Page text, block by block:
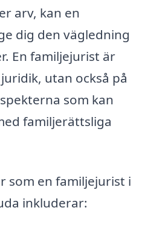
arv, kan en
dig den vägledning
En familjejurist är
utan också på
som kan
familjerättsliga
som en familjejurist i
inkluderar: